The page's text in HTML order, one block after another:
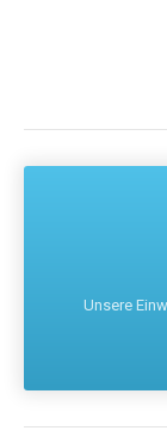
Unsere